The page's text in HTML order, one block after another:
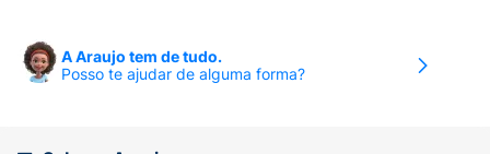
diretamente na restauração e manutenção da
microbiota saudável da pele. Ao fortalecer
A Araujo tem de tudo.
Posso te ajudar de alguma forma?